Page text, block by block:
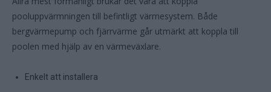
pooluppvärmningen till befintligt värmesystem. Både
bergvärmepump och fjärrvärme går utmärkt att koppla till
poolen med hjälp av en värmeväxlare.
Enkelt att installera